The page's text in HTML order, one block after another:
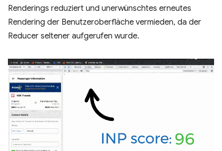
Renderings reduziert und unerwünschtes erneutes
Rendering der Benutzeroberfläche vermieden, da der
Reducer seltener aufgerufen wurde.